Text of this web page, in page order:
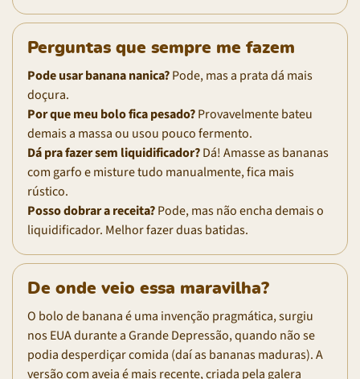
Perguntas que sempre me fazem
Pode usar banana nanica?Pode, mas a prata dá mais
doçura.
Por que meu bolo fica pesado?Provavelmente bateu
demais a massa ou usou pouco fermento.
Dá pra fazer sem liquidificador?Dá! Amasse as bananas
com garfo e misture tudo manualmente, fica mais
rústico.
Posso dobrar a receita?Pode, mas não encha demais o
liquidificador. Melhor fazer duas batidas.
De onde veio essa maravilha?
O bolo de banana é uma invenção pragmática, surgiu
nos EUA durante a Grande Depressão, quando não se
podia desperdiçar comida (daí as bananas maduras). A
versão com aveia é mais recente, criada pela galera